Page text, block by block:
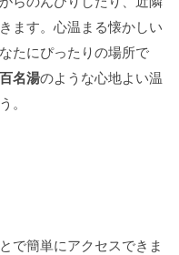
ます。心温まる懐かしい
たにぴったりの場所で
名湯のような心地よい温
。
で簡単にアクセスできま